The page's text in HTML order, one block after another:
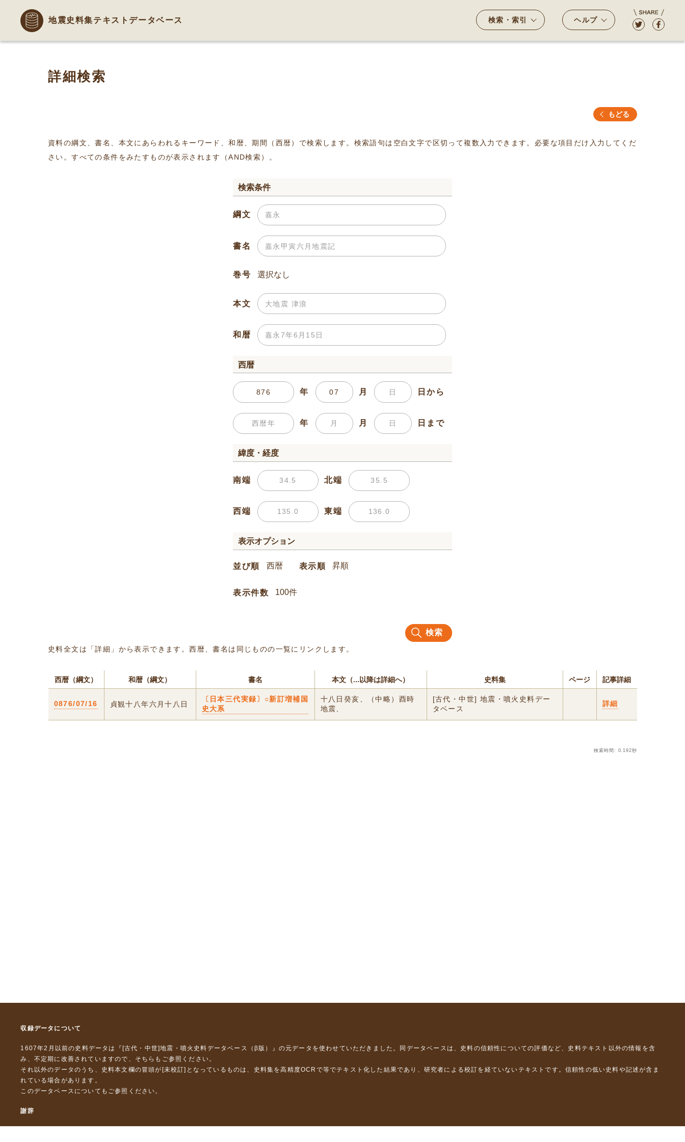
地震史料集テキストデータベース 検索・索引 ヘルプ
詳細検索
もどる
資料の綱文、書名、本文にあらわれるキーワード、和暦、期間（西暦）で検索します。検索語句は空白文字で区切って複数入力できます。必要な項目だけ入力してくだ
さい。すべての条件をみたすものが表示されます（AND検索）。
検索条件
綱文
書名
巻号
本文
和暦
西暦
年 月 日から
年 月 日まで
緯度・経度
南端 北端
西端 東端
表示オプション
並び順 表示順
表示件数
検索
史料全文は「詳細」から表示できます。西暦、書名は同じものの一覧にリンクします。
西暦（綱文） 和暦（綱文） 書名 本文（...以降は詳細へ） 史料集 ページ 記事詳細
0876/07/16 貞観十八年六月十八日
〔日本三代実録〕○新訂増補国
史大系
十八日癸亥、（中略）酉時
地震、
[古代・中世] 地震・噴火史料デー
タベース
詳細
検索時間: 0.192秒
収録データについて
1607年2月以前の史料データは『 [古代・中世]地震・噴火史料データベース（β版）』 の元データを使わせていただきました。同データベースは、史料の信頼性についての評価など、史料テキスト以外の情報を含
み、不定期に改善されていますので、 そちら もご参照ください。
それ以外のデータのうち、史料本文欄の冒頭が[未校訂]となっているものは、史料集を高精度OCRで等でテキスト化した結果であり、研究者による校訂を経ていないテキストです。信頼性の低い史料や記述が含ま
れている場合があります。
このデータベースについて もご参照ください。
謝辞